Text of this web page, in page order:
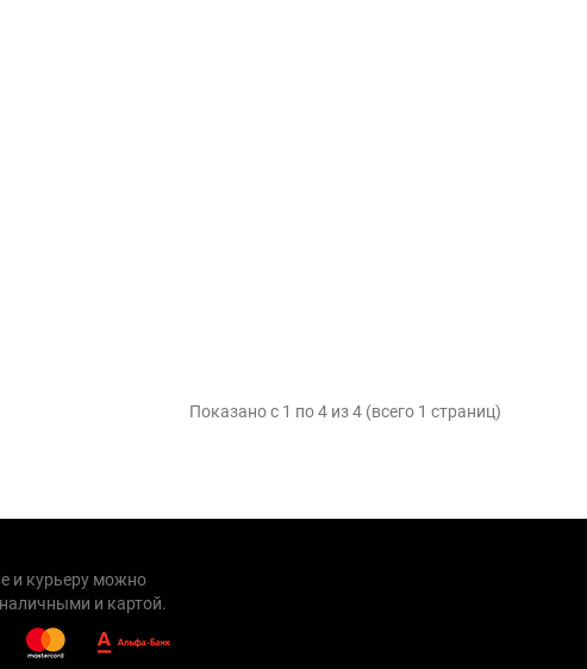
Показано с 1 по 4 из 4 (всего 1 страниц)
и курьеру можно
и картой.